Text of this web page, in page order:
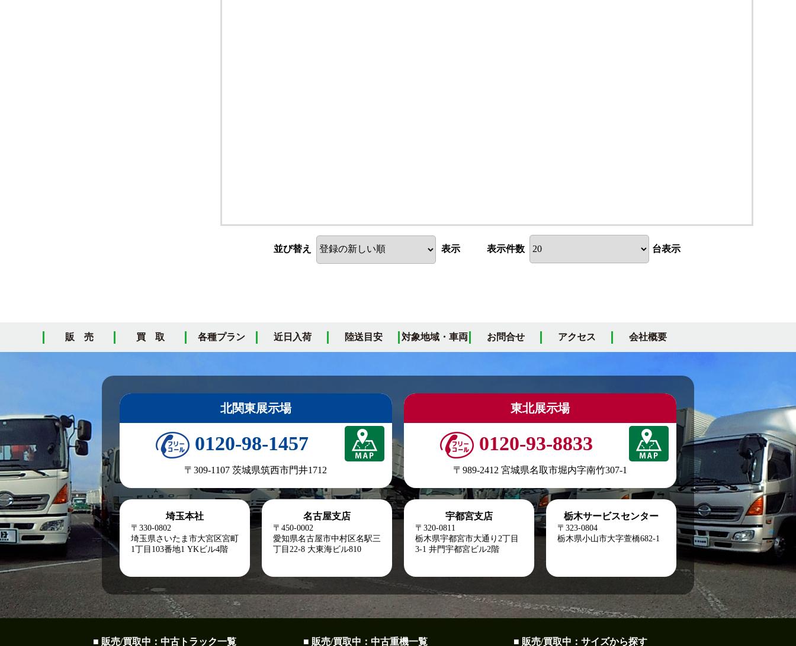
並び替え 表示 表示件数 台表示
販 売 買 取 各種プラン 近日入荷 陸送目安 対象地域・車両 お問合せ アクセス 会社概要
北関東展示場
0120-98-1457
〒309-1107 茨城県筑西市門井1712
東北展示場
0120-93-8833
〒989-2412 宮城県名取市堀内字南竹307-1
埼玉本社
〒330-0802
埼玉県さいたま市大宮区宮町
1丁目103番地1 YKビル4階
名古屋支店
〒450-0002
愛知県名古屋市中村区名駅三
丁目22-8 大東海ビル810
宇都宮支店
〒320-0811
栃木県宇都宮市大通り2丁目
3-1 井門宇都宮ビル2階
栃木サービスセンター
〒323-0804
栃木県小山市大字萱橋682-1
■ 販売/買取中：中古トラック一覧 ■ 販売/買取中：中古重機一覧 ■ 販売/買取中：サイズから探す